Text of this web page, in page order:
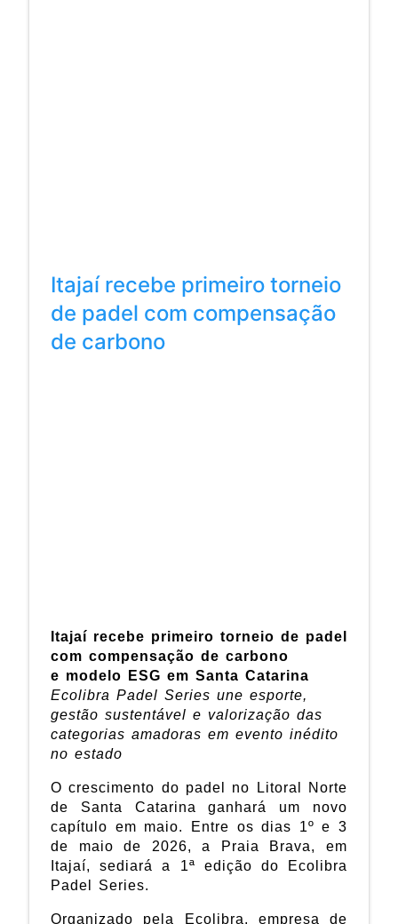
Itajaí recebe primeiro torneio
de padel com compensação
de carbono
Itajaí recebe primeiro torneio de padel
com compensação de carbono
e modelo ESG em Santa Catarina
Ecolibra Padel Series une esporte,
gestão sustentável e valorização das
categorias amadoras em evento inédito
no estado
O crescimento do padel no Litoral Norte
de Santa Catarina ganhará um novo
capítulo em maio. Entre os dias 1º e 3
de maio de 2026, a Praia Brava, em
Itajaí, sediará a 1ª edição do Ecolibra
Padel Series.
Organizado pela Ecolibra, empresa de